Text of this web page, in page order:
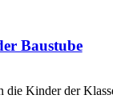
Baustube
die Kinder der